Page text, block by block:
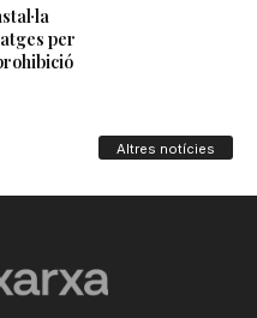
Altres notícies